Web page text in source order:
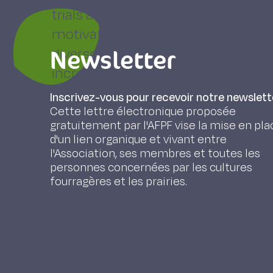
trials and shared training
motivating forces and the factors
diverse, the collectives shared
increasing resilience, enhancing
profits. Success was associated
group size, group organisation,
collective work. We describe the
economic interest group (EIG) to
highlight barriers to the
dynamics.
Newsletter
Inscrivez-vous pour recevoir notre
Cette lettre électronique proposée
gratuitement par l'AFPF vise la mise en
d'un lien organique et vivant entre
l'Association, ses membres et toutes les
personnes concernées par les cultures
fourragères et les prairies.